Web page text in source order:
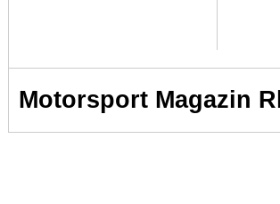
Motorsport Magazin